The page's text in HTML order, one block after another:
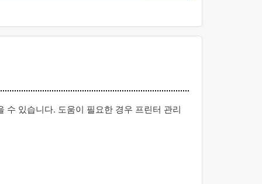
수 있습니다. 도움이 필요한 경우 프린터 관리